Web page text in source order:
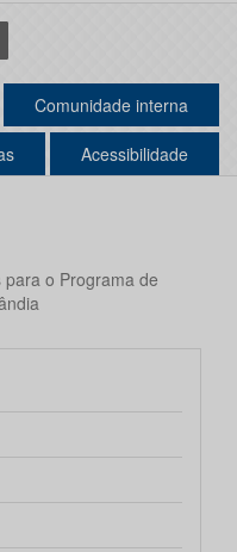
Comunidade interna
Acessibilidade
o Programa de